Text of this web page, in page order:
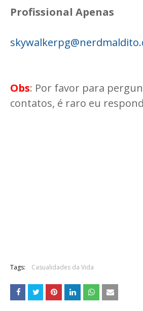
Profissional Apenas
Obs: Por favor para
contatos, é raro eu
Tags: Casualidades da Vida